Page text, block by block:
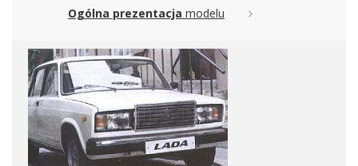
Ogólna prezentacja modelu